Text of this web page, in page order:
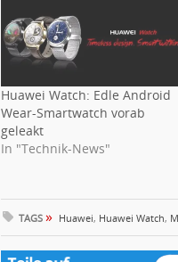
Huawei Watch: Edle Android
Wear-Smartwatch vorab
geleakt
In "Technik-News"
TAGS » Huawei, Huawei Watch,